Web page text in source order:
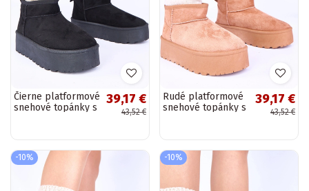
Čierne platformové
snehové topánky s
39,17 €
43,52 €
Rudé platformové
snehové topánky s
39,17 €
43,52 €
-10% -10%